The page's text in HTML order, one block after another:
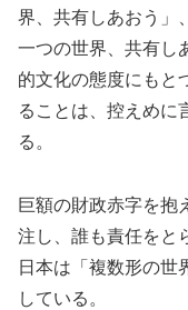
界、共有しあおう」
一つの世界、共有し
的文化の態度にもと
ることは、控えめに
る。
巨額の財政赤字を抱
注し、誰も責任をと
日本は「複数形の世
している。